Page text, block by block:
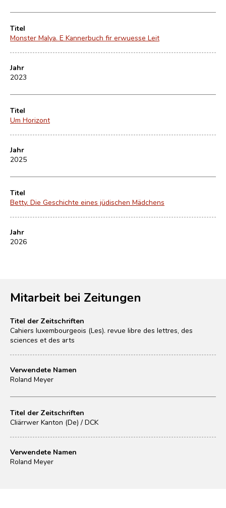
Titel
Monster Malya. E Kannerbuch fir erwuesse Leit
Jahr
2023
Titel
Um Horizont
Jahr
2025
Titel
Betty. Die Geschichte eines jüdischen Mädchens
Jahr
2026
Mitarbeit bei Zeitungen
Titel der Zeitschriften
Cahiers luxembourgeois (Les). revue libre des lettres, des
sciences et des arts
Verwendete Namen
Roland Meyer
Titel der Zeitschriften
Cliärrwer Kanton (De) / DCK
Verwendete Namen
Roland Meyer